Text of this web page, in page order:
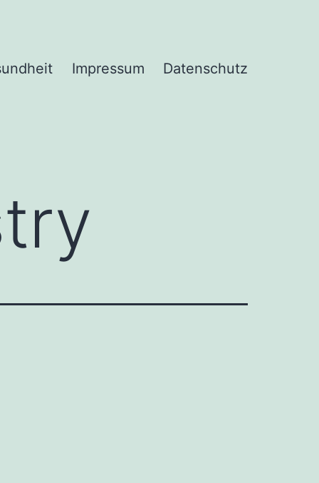
Impressum Datenschutz